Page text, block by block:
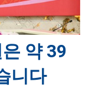
약 39
니다